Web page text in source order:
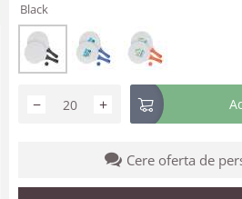
Black
+
−
Cere oferta de